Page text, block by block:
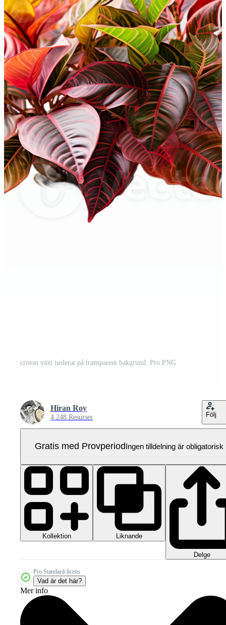
croton växt isolerat på transparent bakgrund. Pro PNG
Hiran Roy
4 248 Resurser Följ
Gratis med ProvperiodIngen tilldelning är obligatorisk
Kollektion Liknande
Delge
Pro Standard-licens
Vad är det här?
Mer info